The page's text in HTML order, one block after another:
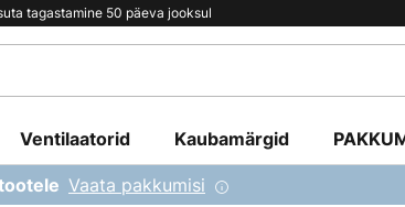
tagastamine 50 päeva jooksul
Ventilaatorid Kaubamärgid
Vaata pakkumisi